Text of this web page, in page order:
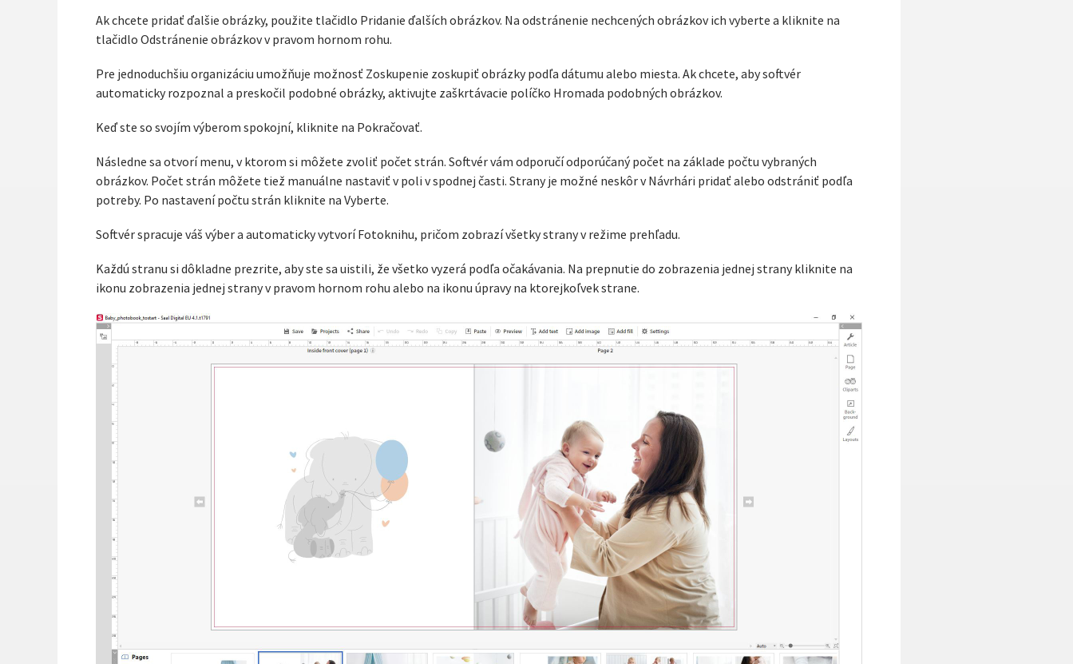
Ak chcete pridať ďalšie obrázky, použite tlačidlo Pridanie ďalších obrázkov. Na odstránenie nechcených obrázkov ich vyberte a kliknite na
tlačidlo Odstránenie obrázkov v pravom hornom rohu.
Pre jednoduchšiu organizáciu umožňuje možnosť Zoskupenie zoskupiť obrázky podľa dátumu alebo miesta. Ak chcete, aby softvér
automaticky rozpoznal a preskočil podobné obrázky, aktivujte zaškrtávacie políčko Hromada podobných obrázkov.
Keď ste so svojím výberom spokojní, kliknite na Pokračovať.
Následne sa otvorí menu, v ktorom si môžete zvoliť počet strán. Softvér vám odporučí odporúčaný počet na základe počtu vybraných
obrázkov. Počet strán môžete tiež manuálne nastaviť v poli v spodnej časti. Strany je možné neskôr v Návrhári pridať alebo odstrániť podľa
potreby. Po nastavení počtu strán kliknite na Vyberte.
Softvér spracuje váš výber a automaticky vytvorí Fotoknihu, pričom zobrazí všetky strany v režime prehľadu.
Každú stranu si dôkladne prezrite, aby ste sa uistili, že všetko vyzerá podľa očakávania. Na prepnutie do zobrazenia jednej strany kliknite na
ikonu zobrazenia jednej strany v pravom hornom rohu alebo na ikonu úpravy na ktorejkoľvek strane.